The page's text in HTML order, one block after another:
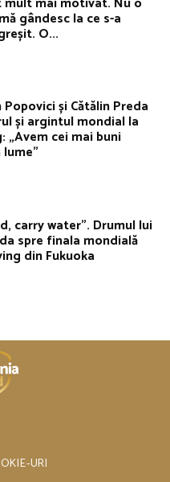
gândesc la ce s-a
O...
și Cătălin Preda
și argintul mondial la
„Avem cei mai buni
carry water”. Drumul lui
spre finala mondială
din Fukuoka
URI